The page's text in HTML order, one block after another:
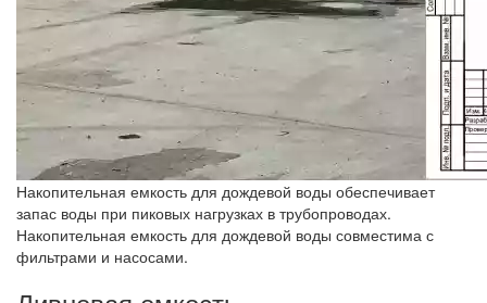
Накопительная емкость для дождевой воды обеспечивает
запас воды при пиковых нагрузках в трубопроводах.
Накопительная емкость для дождевой воды совместима с
фильтрами и насосами.